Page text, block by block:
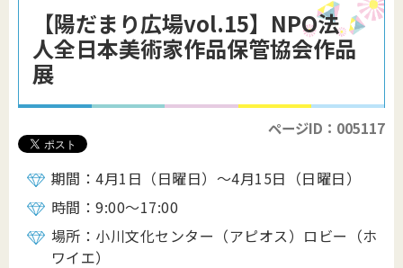
【陽だまり広場vol.15】NPO法
人全日本美術家作品保管協会作品
展
ページID：005117
期間：4月1日（日曜日）～4月15日（日曜日）
時間：9:00～17:00
場所：小川文化センター（アピオス）ロビー（ホ
ワイエ）